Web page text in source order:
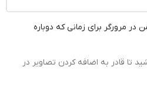
در مرورگر برای زمانی که دوباره
تا قادر به اضافه کردن تصاویر در